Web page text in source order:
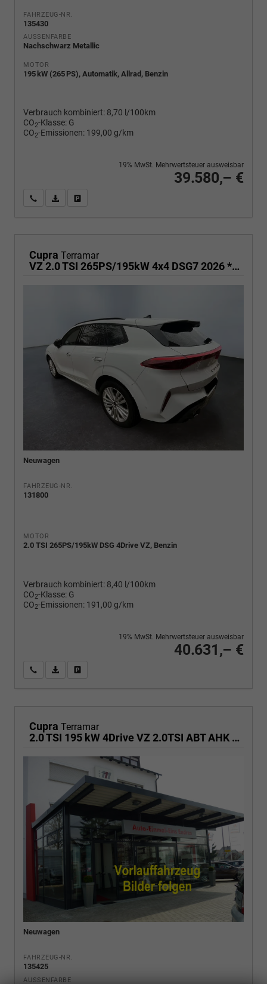
FAHRZEUG-NR.
135430
AUSSENFARBE
Nachschwarz Metallic
MOTOR
195 kW (265 PS), Automatik, Allrad, Benzin
Verbrauch kombiniert: 8,70 l/100km
CO2-Klasse: G
CO2-Emissionen: 199,00 g/km
39.580,– €
19% MwSt. Mehrwertsteuer ausweisbar
Wir rufen Sie anPDF-Fahrzeugexposé drucken
Cupra Terramar
VZ 2.0 TSI 265PS/195kW 4x4 DSG7 2026 *+19" LM-Felgen +KESSY +Soundaktor*
Neuwagen
FAHRZEUG-NR.
131800
MOTOR
2.0 TSI 265PS/195kW DSG 4Drive VZ, Benzin
Verbrauch kombiniert: 8,40 l/100km
CO2-Klasse: G
CO2-Emissionen: 191,00 g/km
40.631,– €
19% MwSt. Mehrwertsteuer ausweisbar
Wir rufen Sie anPDF-Fahrzeugexposé drucken
Cupra Terramar
2.0 TSI 195 kW 4Drive VZ 2.0TSI ABT AHK ACC el. Hk
Neuwagen
FAHRZEUG-NR.
135425
AUSSENFARBE